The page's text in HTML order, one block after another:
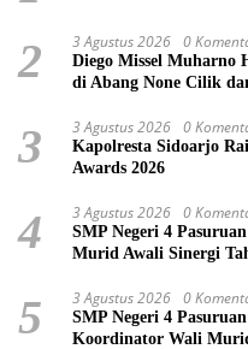
2 3 Agustus 2026 0
Diego Missel Muharno
di Abang None Cilik
3 3 Agustus 2026 0
Kapolresta Sidoarjo
Awards 2026
4 3 Agustus 2026 0
SMP Negeri 4
Murid Awali Sinergi
5 3 Agustus 2026 0
SMP Negeri 4
Koordinator Wali